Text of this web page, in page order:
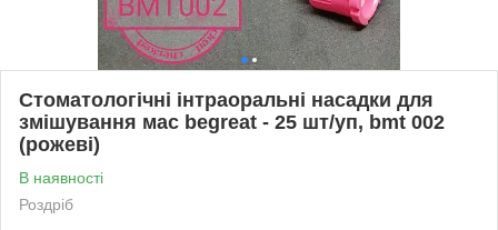
Стоматологічні інтраоральні насадки для
змішування мас begreat - 25 шт/уп, bmt 002
(рожеві)
В наявності
Роздріб